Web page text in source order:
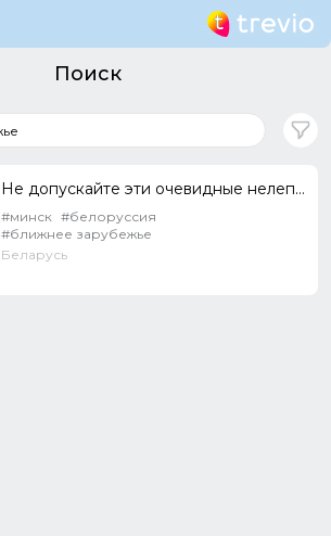
Поиск
Не допускайте эти очевидные нелепые ошибки!
#минск #белоруссия
#ближнее зарубежье
Беларусь